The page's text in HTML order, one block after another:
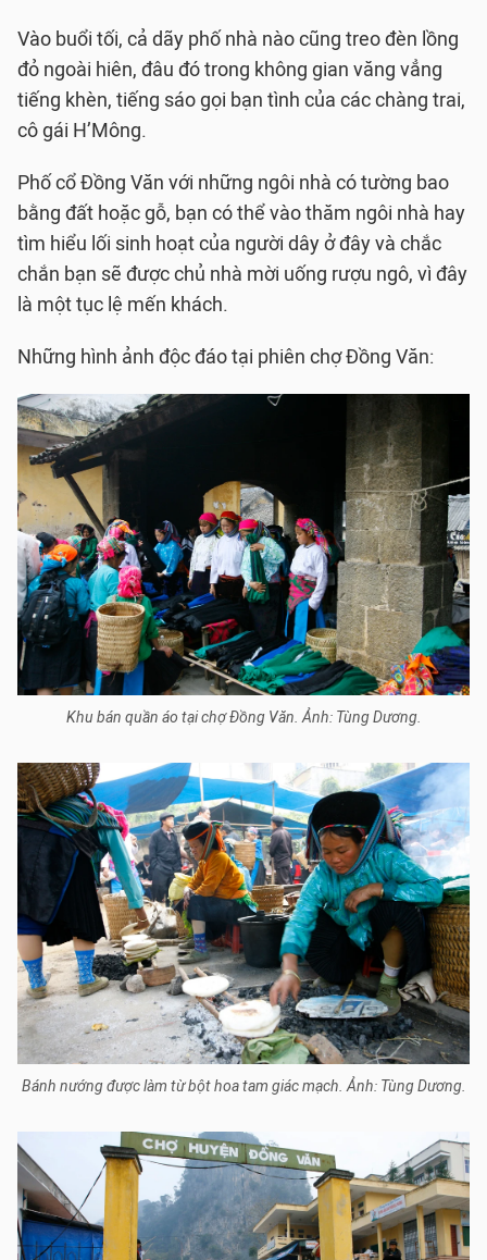
Vào buổi tối, cả dãy phố nhà nào cũng treo đèn lồng
đỏ ngoài hiên, đâu đó trong không gian văng vẳng
tiếng khèn, tiếng sáo gọi bạn tình của các chàng trai,
cô gái H’Mông.
Phố cổ Đồng Văn với những ngôi nhà có tường bao
bằng đất hoặc gỗ, bạn có thể vào thăm ngôi nhà hay
tìm hiểu lối sinh hoạt của người dây ở đây và chắc
chắn bạn sẽ được chủ nhà mời uống rượu ngô, vì đây
là một tục lệ mến khách.
Những hình ảnh độc đáo tại phiên chợ Đồng Văn:
Khu bán quần áo tại chợ Đồng Văn. Ảnh: Tùng Dương.
Bánh nướng được làm từ bột hoa tam giác mạch. Ảnh: Tùng Dương.